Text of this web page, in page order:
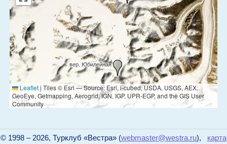
вер. Юбилейная
5 km
Leaflet | Tiles © Esri — Source: Esri, i-cubed, USDA, USGS, AEX,
GeoEye, Getmapping, Aerogrid, IGN, IGP, UPR-EGP, and the GIS User
Community
© 1998 – 2026, Турклуб «Вестра» (webmaster@westra.ru),
карта